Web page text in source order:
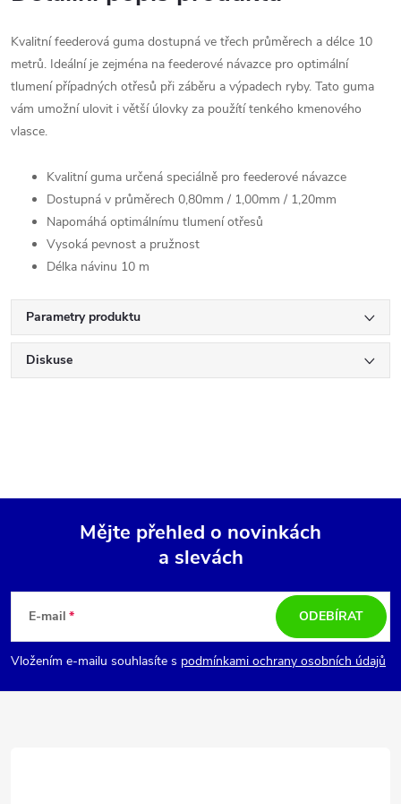
Kvalitní feederová guma dostupná ve třech průměrech a délce 10
metrů. Ideální je zejména na feederové návazce pro optimální
tlumení případných otřesů při záběru a výpadech ryby. Tato guma
vám umožní ulovit i větší úlovky za použítí tenkého kmenového
vlasce.
Kvalitní guma určená speciálně pro feederové návazce
Dostupná v průměrech 0,80mm / 1,00mm / 1,20mm
Napomáhá optimálnímu tlumení otřesů
Vysoká pevnost a pružnost
Délka návinu 10 m
Parametry produktu
Diskuse
p
a
Mějte přehled o novinkách
a slevách
E-mail
Vložením e-mailu souhlasíte s podmínkami ochrany osobních údajů
ODEBÍRAT